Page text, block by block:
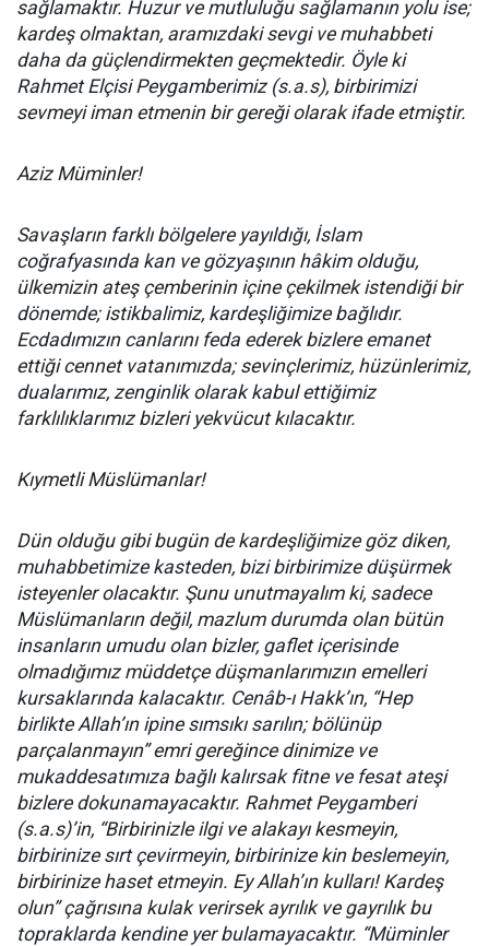
sağlamaktır. Huzur ve mutluluğu sağlamanın yolu ise;
kardeş olmaktan, aramızdaki sevgi ve muhabbeti
daha da güçlendirmekten geçmektedir. Öyle ki
Rahmet Elçisi Peygamberimiz (s.a.s), birbirimizi
sevmeyi iman etmenin bir gereği olarak ifade etmiştir.
Aziz Müminler!
Savaşların farklı bölgelere yayıldığı, İslam
coğrafyasında kan ve gözyaşının hâkim olduğu,
ülkemizin ateş çemberinin içine çekilmek istendiği bir
dönemde; istikbalimiz, kardeşliğimize bağlıdır.
Ecdadımızın canlarını feda ederek bizlere emanet
ettiği cennet vatanımızda; sevinçlerimiz, hüzünlerimiz,
dualarımız, zenginlik olarak kabul ettiğimiz
farklılıklarımız bizleri yekvücut kılacaktır.
Kıymetli Müslümanlar!
Dün olduğu gibi bugün de kardeşliğimize göz diken,
muhabbetimize kasteden, bizi birbirimize düşürmek
isteyenler olacaktır. Şunu unutmayalım ki, sadece
Müslümanların değil, mazlum durumda olan bütün
insanların umudu olan bizler, gaflet içerisinde
olmadığımız müddetçe düşmanlarımızın emelleri
kursaklarında kalacaktır. Cenâb-ı Hakk’ın, “Hep
birlikte Allah’ın ipine sımsıkı sarılın; bölünüp
parçalanmayın” emri gereğince dinimize ve
mukaddesatımıza bağlı kalırsak fitne ve fesat ateşi
bizlere dokunamayacaktır. Rahmet Peygamberi
(s.a.s)’in, “Birbirinizle ilgi ve alakayı kesmeyin,
birbirinize sırt çevirmeyin, birbirinize kin beslemeyin,
birbirinize haset etmeyin. Ey Allah’ın kulları! Kardeş
olun” çağrısına kulak verirsek ayrılık ve gayrılık bu
topraklarda kendine yer bulamayacaktır. “Müminler